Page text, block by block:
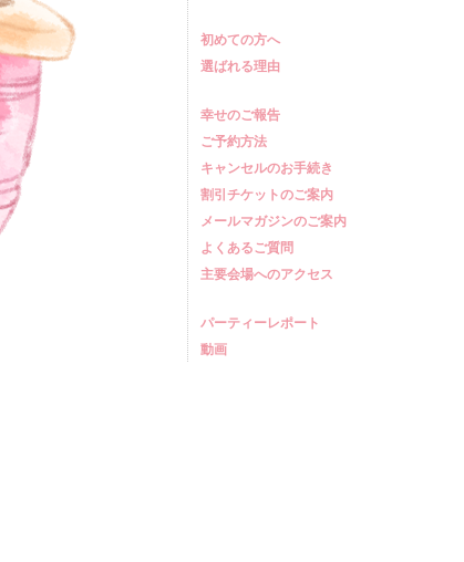
初めての方へ
選ばれる理由
幸せのご報告
ご予約方法
キャンセルのお手続き
割引チケットのご案内
メールマガジンのご案内
よくあるご質問
主要会場へのアクセス
パーティーレポート
動画